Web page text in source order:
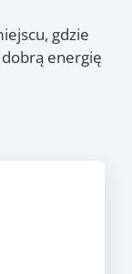
gdzie
energię